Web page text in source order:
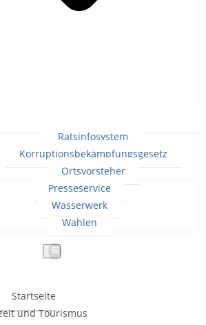
Ratsinfosystem
Korruptionsbekämpfungsgesetz
Ortsvorsteher
Presseservice
Wasserwerk
Wahlen
Startseite
und Tourismus